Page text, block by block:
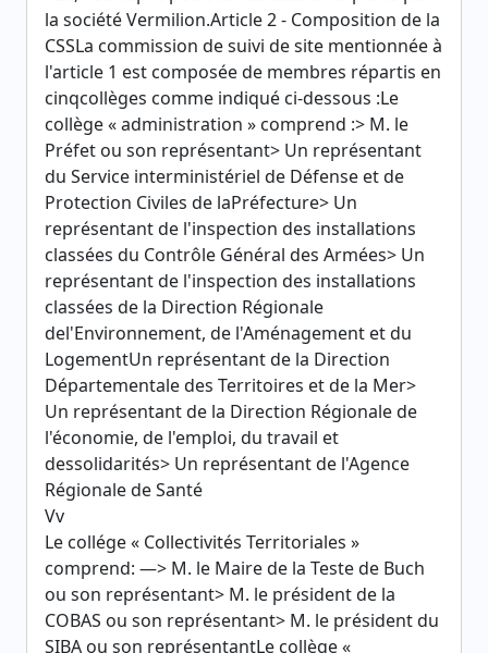
la société Vermilion.Article 2 - Composition de la
CSSLa commission de suivi de site mentionnée à
l'article 1 est composée de membres répartis en
cinqcollèges comme indiqué ci-dessous :Le
collège « administration » comprend :> M. le
Préfet ou son représentant> Un représentant
du Service interministériel de Défense et de
Protection Civiles de laPréfecture> Un
représentant de l'inspection des installations
classées du Contrôle Général des Armées> Un
représentant de l'inspection des installations
classées de la Direction Régionale
del'Environnement, de l'Aménagement et du
LogementUn représentant de la Direction
Départementale des Territoires et de la Mer>
Un représentant de la Direction Régionale de
l'économie, de l'emploi, du travail et
dessolidarités> Un représentant de l'Agence
Régionale de Santé
Vv
Le collége « Collectivités Territoriales »
comprend: —> M. le Maire de la Teste de Buch
ou son représentant> M. le président de la
COBAS ou son représentant> M. le président du
SIBA ou son représentantLe collège «